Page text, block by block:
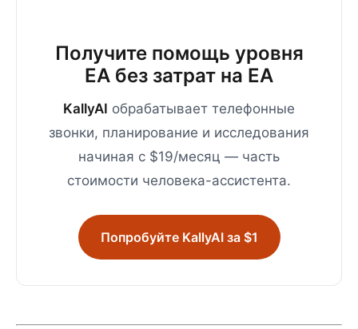
Получите помощь уровня
EA без затрат на EA
KallyAI обрабатывает телефонные
звонки, планирование и исследования
начиная с $19/месяц — часть
стоимости человека-ассистента.
Попробуйте KallyAI за $1